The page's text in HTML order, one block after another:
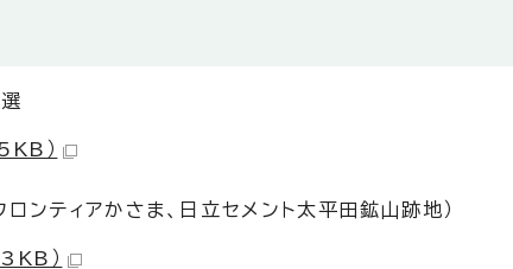
）
ティアかさま、日立セメント太平田鉱山跡地）
）